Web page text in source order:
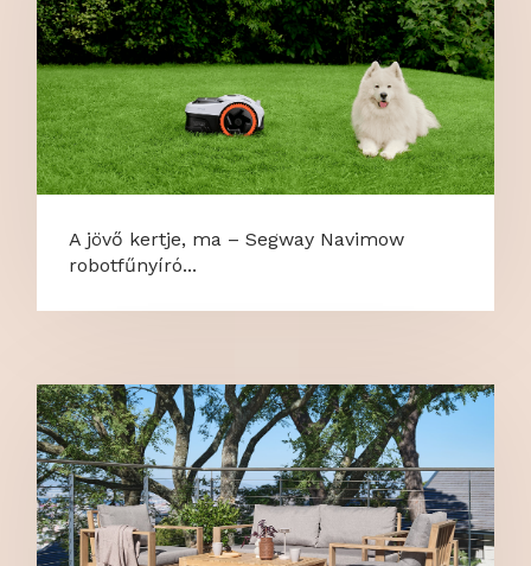
A jövő kertje, ma – Segway Navimow
robotfűnyíró...